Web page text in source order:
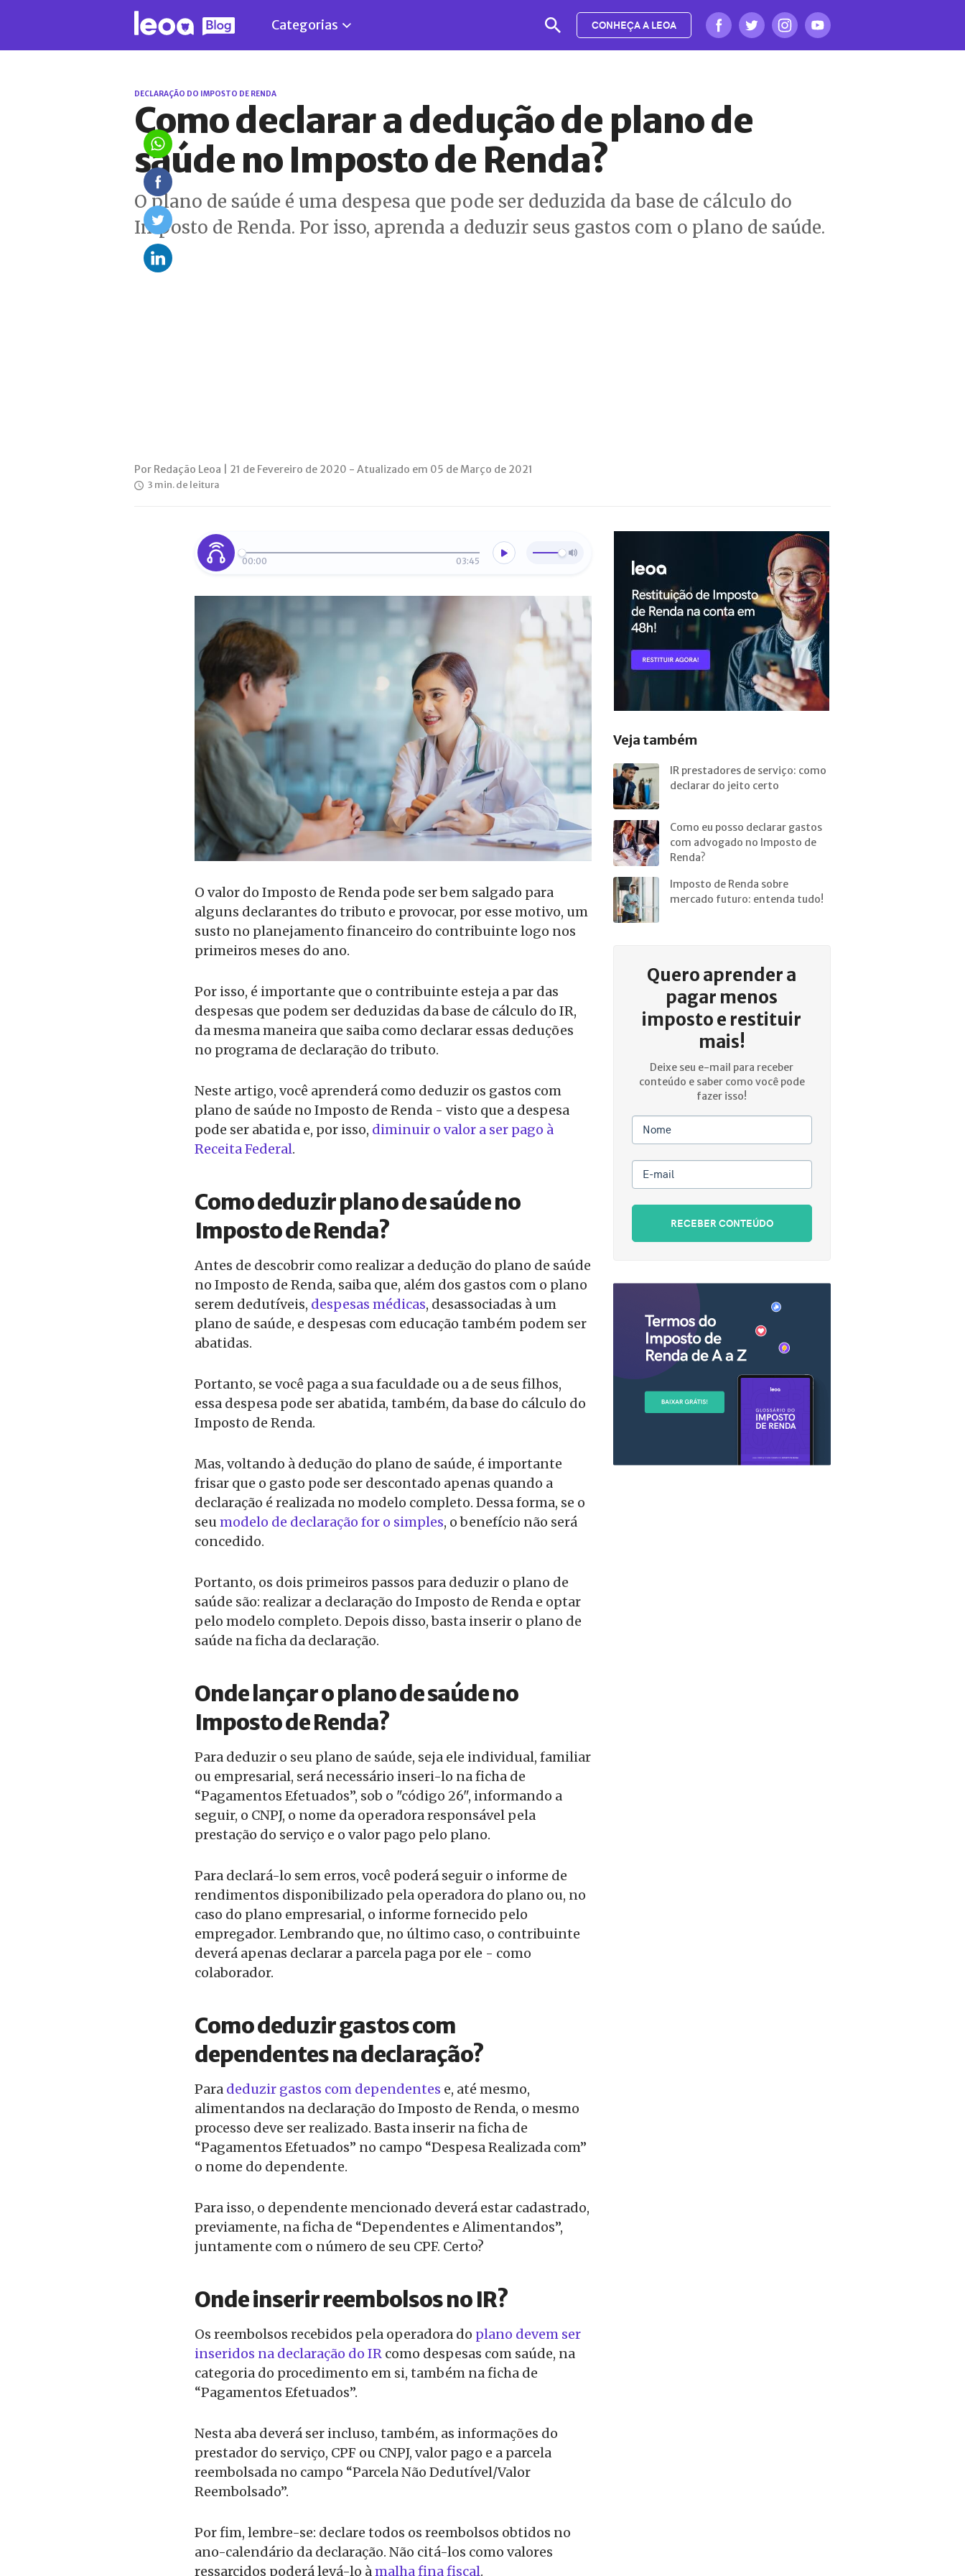
Categorias CONHEÇA A LEOA
DECLARAÇÃO DO IMPOSTO DE RENDA
Como declarar a dedução de plano de
saúde no Imposto de Renda?
O plano de saúde é uma despesa que pode ser deduzida da base de cálculo do
Imposto de Renda. Por isso, aprenda a deduzir seus gastos com o plano de saúde.
Por Redação Leoa | 21 de Fevereiro de 2020 - Atualizado em 05 de Março de 2021
3 min. de leitura
00:00 03:45
O valor do Imposto de Renda pode ser bem salgado para
alguns declarantes do tributo e provocar, por esse motivo, um
susto no planejamento financeiro do contribuinte logo nos
primeiros meses do ano.
Por isso, é importante que o contribuinte esteja a par das
despesas que podem ser deduzidas da base de cálculo do IR,
da mesma maneira que saiba como declarar essas deduções
no programa de declaração do tributo.
Neste artigo, você aprenderá como deduzir os gastos com
plano de saúde no Imposto de Renda - visto que a despesa
pode ser abatida e, por isso, diminuir o valor a ser pago à
Receita Federal.
Como deduzir plano de saúde no
Imposto de Renda?
Antes de descobrir como realizar a dedução do plano de saúde
no Imposto de Renda, saiba que, além dos gastos com o plano
serem dedutíveis, despesas médicas, desassociadas à um
plano de saúde, e despesas com educação também podem ser
abatidas.
Portanto, se você paga a sua faculdade ou a de seus filhos,
essa despesa pode ser abatida, também, da base do cálculo do
Imposto de Renda.
Mas, voltando à dedução do plano de saúde, é importante
frisar que o gasto pode ser descontado apenas quando a
declaração é realizada no modelo completo. Dessa forma, se o
seumodelo de declaração for o simples, o benefício não será
concedido.
Portanto, os dois primeiros passos para deduzir o plano de
saúde são: realizar a declaração do Imposto de Renda e optar
pelo modelo completo. Depois disso, basta inserir o plano de
saúde na ficha da declaração.
Onde lançar o plano de saúde no
Imposto de Renda?
Para deduzir o seu plano de saúde, seja ele individual, familiar
ou empresarial, será necessário inseri-lo na ficha de
“Pagamentos Efetuados”, sob o "código 26", informando a
seguir, o CNPJ, o nome da operadora responsável pela
prestação do serviço e o valor pago pelo plano.
Para declará-lo sem erros, você poderá seguir o informe de
rendimentos disponibilizado pela operadora do plano ou, no
caso do plano empresarial, o informe fornecido pelo
empregador. Lembrando que, no último caso, o contribuinte
deverá apenas declarar a parcela paga por ele - como
colaborador.
Como deduzir gastos com
dependentes na declaração?
Para deduzir gastos com dependentes e, até mesmo,
alimentandos na declaração do Imposto de Renda, o mesmo
processo deve ser realizado. Basta inserir na ficha de
“Pagamentos Efetuados” no campo “Despesa Realizada com”
o nome do dependente.
Para isso, o dependente mencionado deverá estar cadastrado,
previamente, na ficha de “Dependentes e Alimentandos”,
juntamente com o número de seu CPF. Certo?
Onde inserir reembolsos no IR?
Os reembolsos recebidos pela operadora do plano devem ser
inseridos na declaração do IR como despesas com saúde, na
categoria do procedimento em si, também na ficha de
“Pagamentos Efetuados”.
Nesta aba deverá ser incluso, também, as informações do
prestador do serviço, CPF ou CNPJ, valor pago e a parcela
reembolsada no campo “Parcela Não Dedutível/Valor
Reembolsado”.
Por fim, lembre-se: declare todos os reembolsos obtidos no
ano-calendário da declaração. Não citá-los como valores
ressarcidos poderá levá-lo àmalha fina fiscal.
Veja também
IR prestadores de serviço: como
declarar do jeito certo
Como eu posso declarar gastos
com advogado no Imposto de
Renda?
Imposto de Renda sobre
mercado futuro: entenda tudo!
Quero aprender a
pagar menos
imposto e restituir
mais!
Deixe seu e-mail para receber
conteúdo e saber como você pode
fazer isso!
Nome
E-mail
RECEBER CONTEÚDO